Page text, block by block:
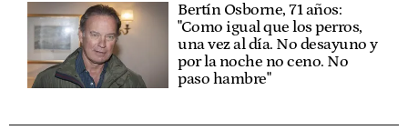
Bertín Osborne, 71 años:
"Como igual que los perros,
una vez al día. No desayuno y
por la noche no ceno. No
paso hambre"